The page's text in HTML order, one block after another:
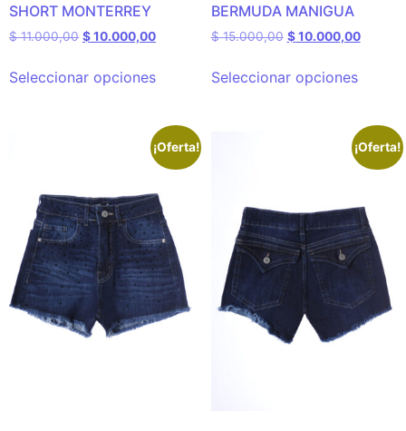
SHORT MONTERREY
$11.000,00 $10.000,00
Seleccionar opciones
BERMUDA MANIGUA
$15.000,00 $10.000,00
Seleccionar opciones
¡Oferta! ¡Oferta!